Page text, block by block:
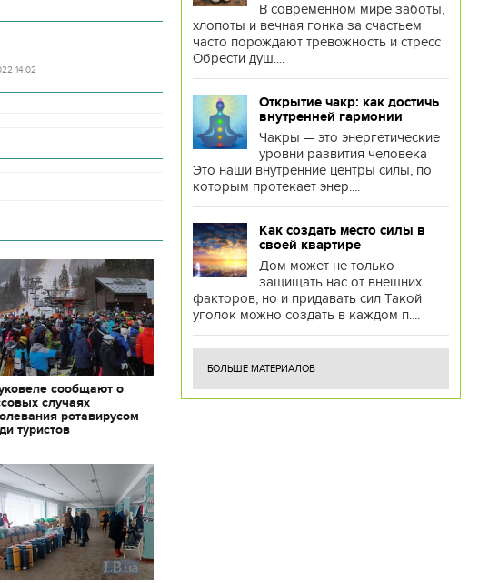
14:02
сообщают о
случаях
ротавирусом
туристов
В современном мире заботы,
хлопоты и вечная гонка за счастьем
часто порождают тревожность и стресс
Обрести душ....
Открытие чакр: как достичь
внутренней гармонии
Чакры — это энергетические
уровни развития человека
Это наши внутренние центры силы, по
которым протекает энер....
Как создать место силы в
своей квартире
Дом может не только
защищать нас от внешних
факторов, но и придавать сил Такой
уголок можно создать в каждом п....
БОЛЬШЕ МАТЕРИАЛОВ